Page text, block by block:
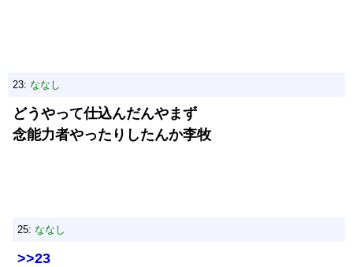
23: ななし
どうやって仕込んだんやまず
念能力者やったりしたんか李牧
25: ななし
>>23